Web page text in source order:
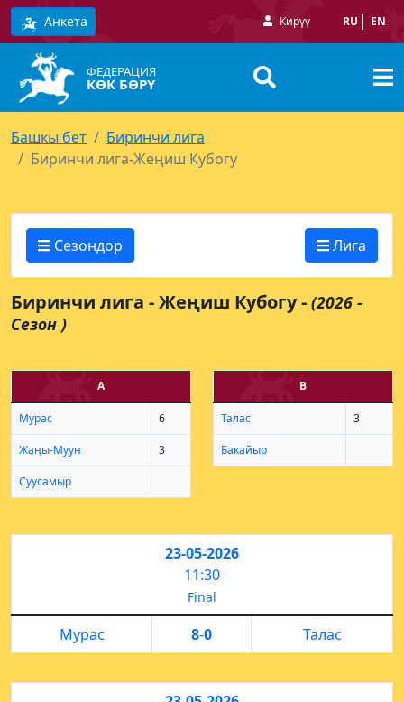
Анкета Кирүү RU EN
ФЕДЕРАЦИЯ
КӨК БӨРҮ
Башкы бет
Биринчи лига
Биринчи лига-Жеңиш Кубогу
Сезондор Лига
Биринчи лига - Жеңиш Кубогу - (2026 -
Сезон )
A
Мурас 6
Жаңы-Муун 3
Суусамыр
B
Талас 3
Бакайыр
23-05-2026
11:30
Final
Мурас 8-0 Талас